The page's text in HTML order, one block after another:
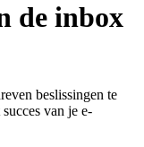
de inbox
beslissingen te
van je e-